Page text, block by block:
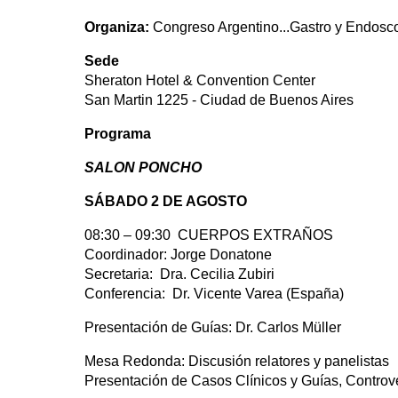
Organiza: Congreso Argentino...Gastro y
Sede
Sheraton Hotel & Convention Center
San Martin 1225 - Ciudad de Buenos Aires
Programa
SALON PONCHO
SÁBADO 2 DE AGOSTO
08:30 – 09:30 CUERPOS EXTRAÑOS
Coordinador: Jorge Donatone
Secretaria: Dra. Cecilia Zubiri
Conferencia: Dr. Vicente Varea (España)
Presentación de Guías: Dr. Carlos Müller
Mesa Redonda: Discusión relatores y panelistas
Presentación de Casos Clínicos y Guías,